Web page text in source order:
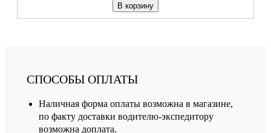
В корзину
СПОСОБЫ ОПЛАТЫ
Наличная форма оплаты возможна в магазине,
по факту доставки водителю-экспедитору
возможна доплата.